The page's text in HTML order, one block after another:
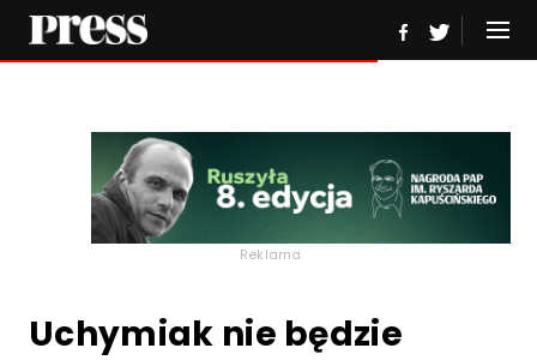
Reklama
Uchymiak nie będzie